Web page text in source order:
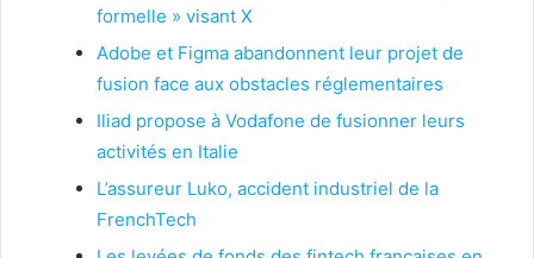
formelle » visant X
Adobe et Figma abandonnent leur projet de
fusion face aux obstacles réglementaires
Iliad propose à Vodafone de fusionner leurs
activités en Italie
L’assureur Luko, accident industriel de la
FrenchTech